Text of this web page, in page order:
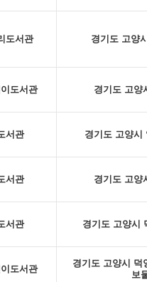
도서관 경기도 고양
도서관 경기도 고양
서관 경기도 고양시
서관 경기도 고양
서관 경기도 고양시
도서관
경기도 고양시 덕
보